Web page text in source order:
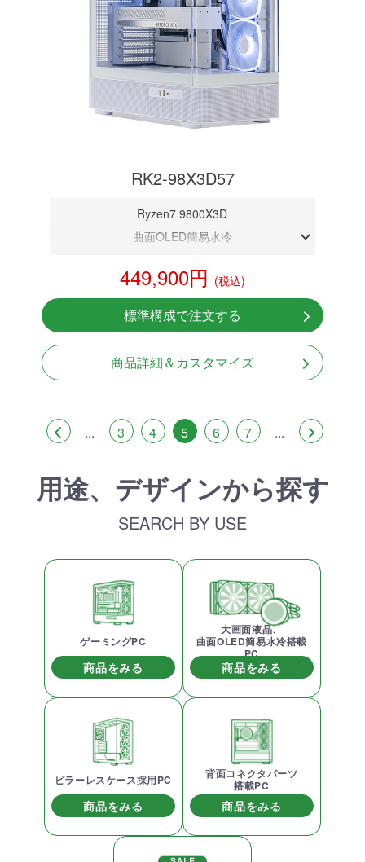
RK2-98X3D57
Ryzen7 9800X3D
曲面OLED簡易水冷
RTX 5070 12GB
NVMeSSD 1TB
無線LAN Bluetooth対応
Windows11 Home 64bit
449,900円 (税込)
標準構成で注文する
商品詳細＆カスタマイズ
... 3 4 5 6 7 ...
用途、デザインから探す
SEARCH BY USE
ゲーミングPC
商品をみる
大画面液晶、
曲面OLED簡易水冷搭載
PC
商品をみる
ピラーレスケース採用PC
商品をみる
背面コネクタパーツ
搭載PC
商品をみる